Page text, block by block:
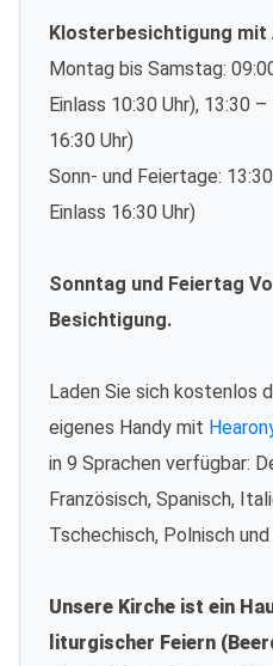
Klosterbesichtigung mit
Montag bis Samstag:
Einlass 10:30 Uhr), 13:30
16:30 Uhr)
Sonn- und Feiertage:
Einlass 16:30 Uhr)
Sonntag und Feiertag
Besichtigung.
Laden Sie sich kostenlos
eigenes Handy mit
in 9 Sprachen verfügbar:
Französisch, Spanisch,
Tschechisch, Polnisch und
Unsere Kirche ist ein
liturgischer Feiern